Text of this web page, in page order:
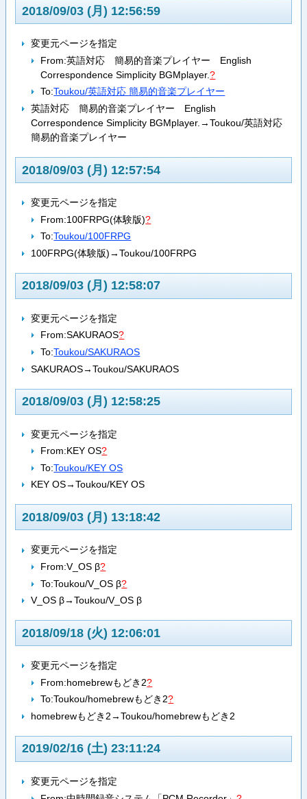
2018/09/03 (月) 12:56:59
変更元ページを指定
From:英語対応 簡易的音楽プレイヤー English
Correspondence Simplicity BGMplayer.?
To:Toukou/英語対応 簡易的音楽プレイヤー
英語対応 簡易的音楽プレイヤー English
Correspondence Simplicity BGMplayer.→Toukou/英語対応
簡易的音楽プレイヤー
2018/09/03 (月) 12:57:54
変更元ページを指定
From:100FRPG(体験版)?
To:Toukou/100FRPG
100FRPG(体験版)→Toukou/100FRPG
2018/09/03 (月) 12:58:07
変更元ページを指定
From:SAKURAOS?
To:Toukou/SAKURAOS
SAKURAOS→Toukou/SAKURAOS
2018/09/03 (月) 12:58:25
変更元ページを指定
From:KEY OS?
To:Toukou/KEY OS
KEY OS→Toukou/KEY OS
2018/09/03 (月) 13:18:42
変更元ページを指定
From:V_OS β?
To:Toukou/V_OS β?
V_OS β→Toukou/V_OS β
2018/09/18 (火) 12:06:01
変更元ページを指定
From:homebrewもどき2?
To:Toukou/homebrewもどき2?
homebrewもどき2→Toukou/homebrewもどき2
2019/02/16 (土) 23:11:24
変更元ページを指定